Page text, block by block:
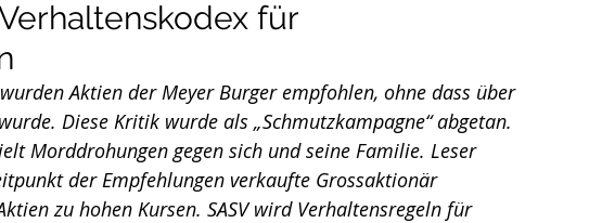
für
Aktien der Meyer Burger empfohlen, ohne dass über
Diese Kritik wurde als „Schmutzkampagne“ abgetan.
Morddrohungen gegen sich und seine Familie. Leser
der Empfehlungen verkaufte Grossaktionär
zu hohen Kursen. SASV wird Verhaltensregeln für